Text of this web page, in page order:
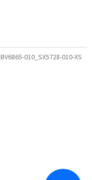
BV6865-010_SX5728-010-XS